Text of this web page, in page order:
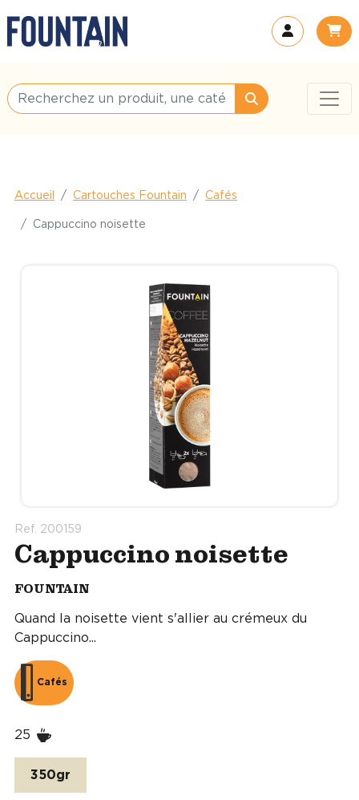
Accueil Cartouches Fountain Cafés
Cappuccino noisette
Ref. 200159
Cappuccino noisette
FOUNTAIN
Quand la noisette vient s'allier au crémeux du
Cappuccino...
Cafés
25
350gr